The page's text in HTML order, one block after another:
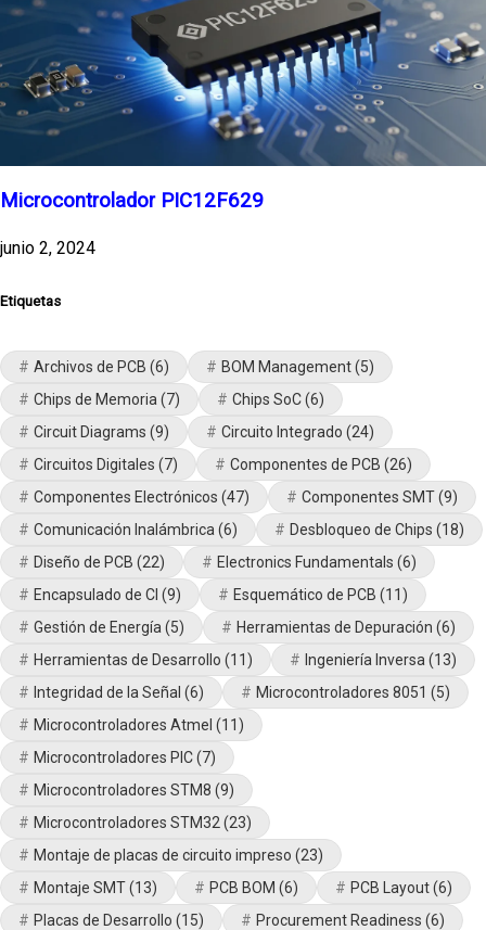
Microcontrolador PIC12F629
junio 2, 2024
Etiquetas
Archivos de PCB (6) BOM Management(5)
Chips de Memoria (7) Chips SoC(6)
Circuit Diagrams (9) Circuito Integrado (24)
Circuitos Digitales (7) Componentes de PCB (26)
Componentes Electrónicos (47) Componentes SMT(9)
Comunicación Inalámbrica (6) Desbloqueo de Chips (18)
Diseño de PCB (22) Electronics Fundamentals (6)
Encapsulado de CI (9) Esquemático de PCB (11)
Gestión de Energía (5) Herramientas de Depuración (6)
Herramientas de Desarrollo (11) Ingeniería Inversa (13)
Integridad de la Señal (6) Microcontroladores 8051 (5)
Microcontroladores Atmel (11)
Microcontroladores PIC(7)
Microcontroladores STM8 (9)
Microcontroladores STM32 (23)
Montaje de placas de circuito impreso (23)
Montaje SMT(13) PCB BOM (6) PCB Layout(6)
Placas de Desarrollo (15) Procurement Readiness (6)